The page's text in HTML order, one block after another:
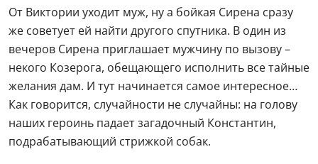
От Виктории уходит муж, ну а бойкая Сирена сразу
же советует ей найти другого спутника. В один из
вечеров Сирена приглашает мужчину по вызову –
некого Козерога, обещающего исполнить все тайные
желания дам. И тут начинается самое интересное…
Как говорится, случайности не случайны: на голову
наших героинь падает загадочный Константин,
подрабатывающий стрижкой собак.